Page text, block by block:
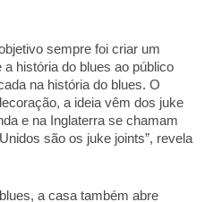
sempre foi criar um
história do blues ao público
na história do blues. O
a ideia vêm dos juke
e na Inglaterra se chamam
são os juke joints”, revela
a casa também abre